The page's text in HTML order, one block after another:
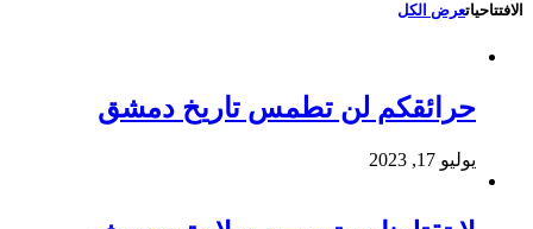
الافتتاحياتعرض الكل
حرائقكم لن تطمس تاريخ دمشق
يوليو 17, 2023